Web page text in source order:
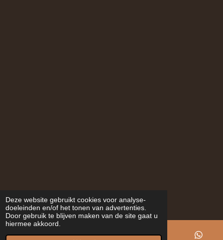
Deze website gebruikt cookies voor analyse-
doeleinden en/of het tonen van advertenties.
Door gebruik te blijven maken van de site gaat u
hiermee akkoord.